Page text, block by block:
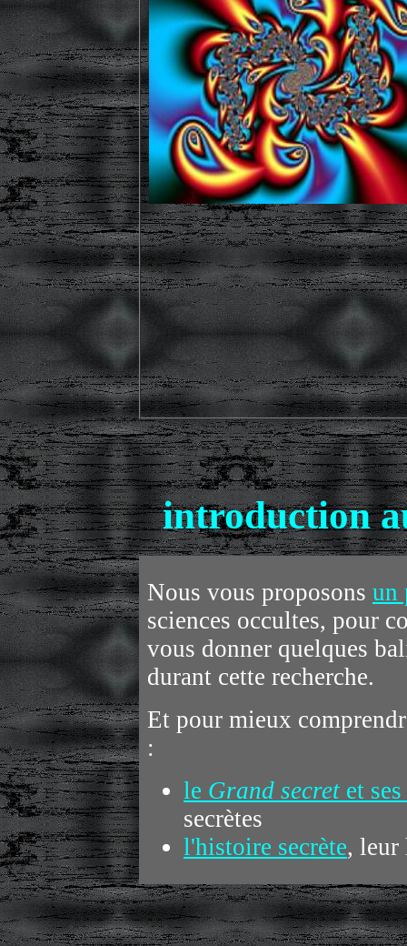
introduction
Nous vous proposons un
sciences occultes, pour
vous donner quelques
durant cette recherche.
Et pour mieux
:
le Grand secret et
secrètes
l'histoire secrète, leur